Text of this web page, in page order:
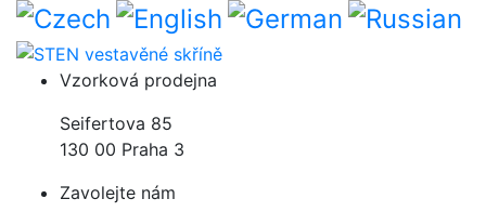
Přejít k hlavnímu obsahu
Vzorková prodejna
Seifertova 85
130 00 Praha 3
Zavolejte nám